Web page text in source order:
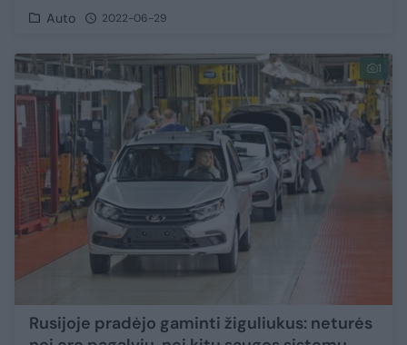
Auto 2022-06-29
1
Rusijoje pradėjo gaminti žiguliukus: neturės